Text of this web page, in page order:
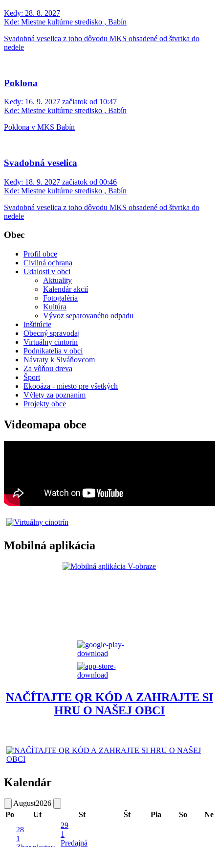
Kedy: 28. 8. 2027
Kde: Miestne kultúrne stredisko , Babín
Svadobná veselica z toho dôvodu MKS obsadené od štvrtka do
nedele
Poklona
Kedy: 16. 9. 2027 začiatok od 10:47
Kde: Miestne kultúrne stredisko , Babín
Poklona v MKS Babín
Svadobná veselica
Kedy: 18. 9. 2027 začiatok od 00:46
Kde: Miestne kultúrne stredisko , Babín
Svadobná veselica z toho dôvodu MKS obsadené od štvrtka do
nedele
Obec
Profil obce
Civilná ochrana
Udalosti v obci
Aktuality
Kalendár akcií
Fotogaléria
Kultúra
Vývoz separovaného odpadu
Inštitúcie
Obecný spravodaj
Virtuálny cintorín
Podnikatelia v obci
Návraty k Siváňovcom
Za vôňou dreva
Šport
Ekooáza - miesto pre všetkých
Výlety za poznaním
Projekty obce
Videomapa obce
Mobilná aplikácia
NAČÍTAJTE QR KÓD A ZAHRAJTE SI
HRU O NAŠEJ OBCI
Kalendár
August2026
Po
Ut St Št Pia So
Ne
28
1
29
1
Predajná